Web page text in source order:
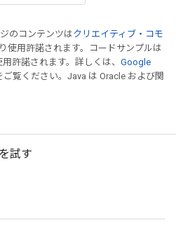
のコンテンツはクリエイティブ・コモ
使用許諾されます。コードサンプルは
用許諾されます。詳しくは、 Google
ご覧ください。Java は Oracle および関
試す